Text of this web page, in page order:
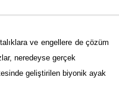
ve engellere de çözüm
neredeyse gerçek
geliştirilen biyonik ayak